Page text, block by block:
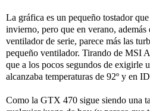
La gráfica es un pequeño tostador
invierno, pero que en verano,
ventilador de serie, parece más las
pequeño ventilador. Tirando de MSI
que a los pocos segundos de exigirle
alcanzaba temperaturas de 92º y en
Como la GTX 470 sigue siendo una